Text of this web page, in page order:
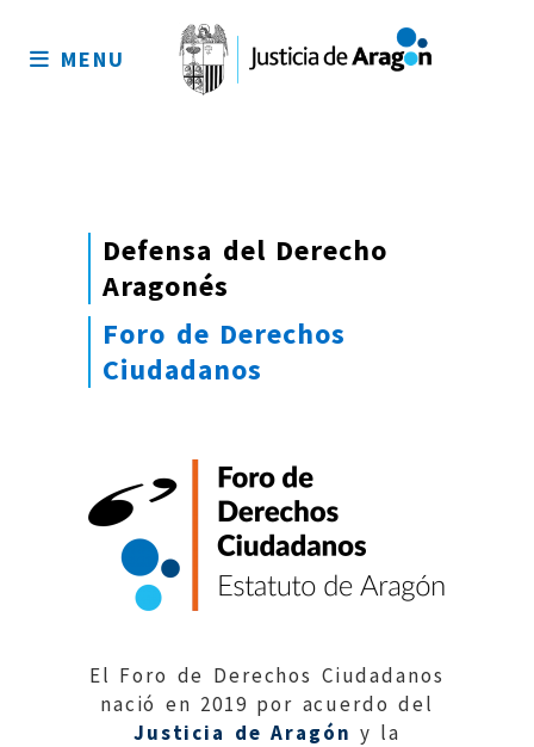
sitio
MENU
Defensa del Derecho
Aragonés
Foro de Derechos
Ciudadanos
El Foro de Derechos Ciudadanos
nació en 2019 por acuerdo del
Justicia de Aragón y la